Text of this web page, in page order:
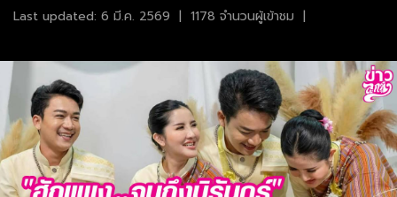
Last updated: 6 มี.ค. 2569 | 1178 จำนวนผู้เข้าชม |